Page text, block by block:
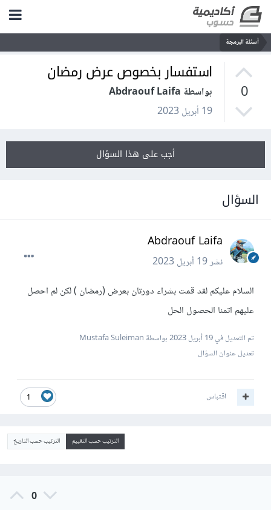
أسئلة البرمجة
0
استفسار بخصوص عرض رمضان
بواسطة Abdraouf Laifa
19 أبريل 2023
أجب على هذا السؤال
السؤال
Abdraouf Laifa
نشر19 أبريل 2023
السلام عليكم لقد قمت بشراء دورتان بعرض (رمضان ) لكن لم احصل
عليهم اتمنا الحصول الحل
تم التعديل في19 أبريل 2023
بواسطة Mustafa Suleiman
تعديل عنوان السؤال
1 اقتباس
الترتيب حسب التقييم الترتيب حسب التاريخ
0